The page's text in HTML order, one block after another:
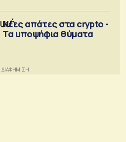
Νέες απάτες στα crypto -
Τα υποψήφια θύματα